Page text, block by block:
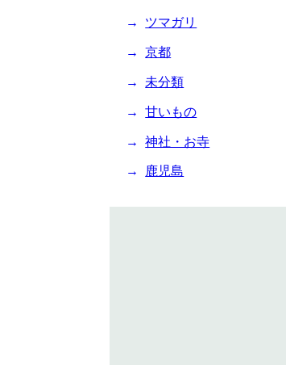
ツマガリ
京都
未分類
甘いもの
神社・お寺
鹿児島